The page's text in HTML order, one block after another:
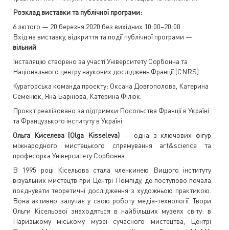
Розклад виставки та публічної програми:
6 лютого — 20 березня 2020 без вихідних 10:00–20:00
Вхід на виставку, відкриття та події публічної програми —
вільний
Інсталяцію створено за участі Університету Сорбонна та
Національного центру наукових досліджень Франції (CNRS).
Кураторська команда проєкту: Оксана Довгополова, Катерина
Семенюк, Яна Барінова, Катерина Філюк.
Проєкт реалізовано за підтримки Посольства Франції в Україні
та Французького інституту в Україні.
Ольга Киселева (Olga Kisseleva) — одна з ключових фігур
міжнародного мистецького спрямування art&science та
професорка Університету Сорбонна.
В 1995 році Кісельова стала членкинею Вищого інституту
візуальних мистецтв при Центрі Помпіду, де поступово почала
поєднувати теоретичні дослідження з художньою практикою.
Вона активно залучає у свою роботу медіа-технології. Твори
Ольги Кісельової знаходяться в найбільших музеях світу: в
Паризькому міському музеї сучасного мистецтва, Центрі